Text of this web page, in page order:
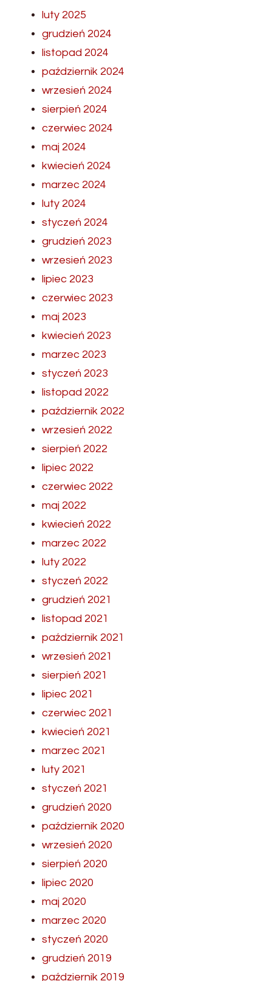
luty 2025
grudzień 2024
listopad 2024
październik 2024
wrzesień 2024
sierpień 2024
czerwiec 2024
maj 2024
kwiecień 2024
marzec 2024
luty 2024
styczeń 2024
grudzień 2023
wrzesień 2023
lipiec 2023
czerwiec 2023
maj 2023
kwiecień 2023
marzec 2023
styczeń 2023
listopad 2022
październik 2022
wrzesień 2022
sierpień 2022
lipiec 2022
czerwiec 2022
maj 2022
kwiecień 2022
marzec 2022
luty 2022
styczeń 2022
grudzień 2021
listopad 2021
październik 2021
wrzesień 2021
sierpień 2021
lipiec 2021
czerwiec 2021
kwiecień 2021
marzec 2021
luty 2021
styczeń 2021
grudzień 2020
październik 2020
wrzesień 2020
sierpień 2020
lipiec 2020
maj 2020
marzec 2020
styczeń 2020
grudzień 2019
październik 2019